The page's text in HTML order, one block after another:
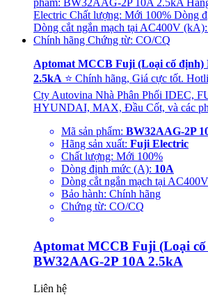
Aptomat MCCB Fuji (Loại cố định)
2.5kA ⭐ Chính hãng, Giá cực tốt.
Cty Autovina Nhà Phân Phối IDEC,
HYUNDAI, MAX, Đầu Cốt, và các
Mã sản phẩm: BW32AAG-2P
Hãng sản xuất: Fuji Electric
Chất lượng: Mới 100%
Dòng định mức (A): 10A
Dòng cắt ngắn mạch tại
Bảo hành: Chính hãng
Chứng từ: CO/CQ
Aptomat MCCB Fuji (Loại
BW32AAG-2P 10A 2.5kA
Liên hệ